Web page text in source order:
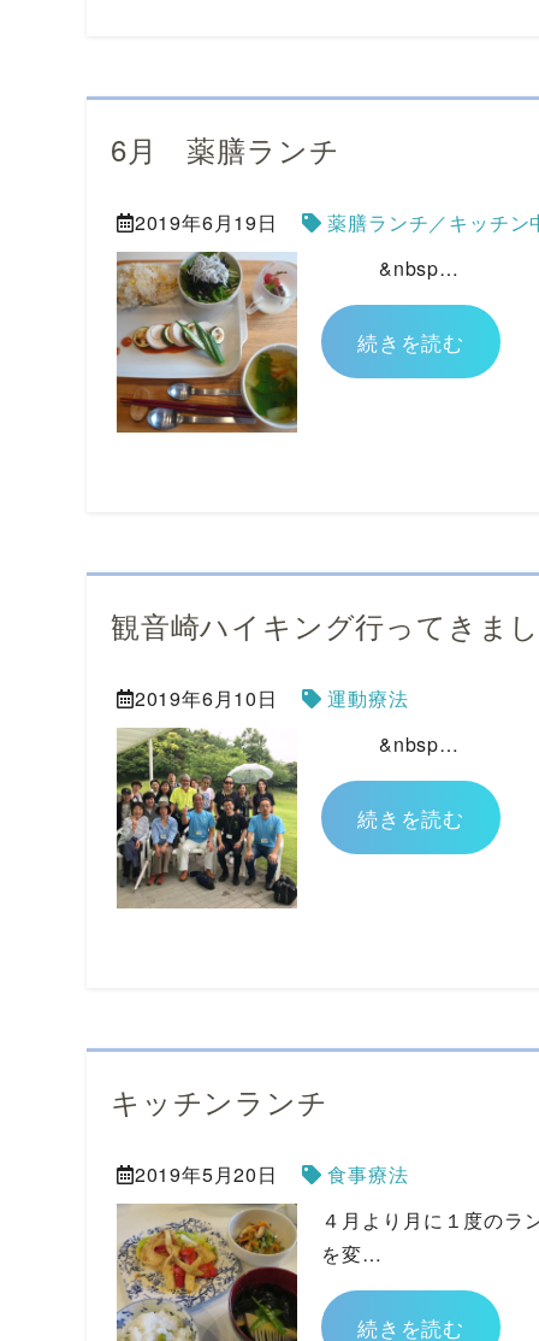
6月 薬膳ランチ
2019年6月19日
薬膳ランチ／キッチン
&nbsp…
続きを読む
観音崎ハイキング行ってきま
2019年6月10日
運動療法
&nbsp…
続きを読む
キッチンランチ
2019年5月20日
食事療法
４月より月に１度のラ
を変…
続きを読む